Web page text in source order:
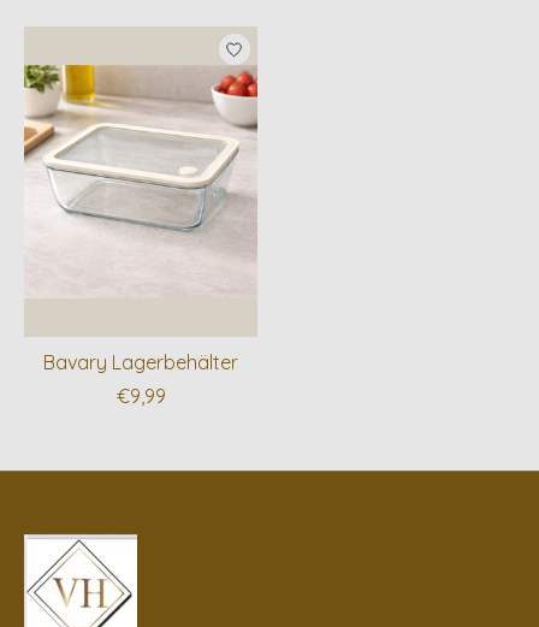
Produkt-Karussell-Artikel
Bavary Lagerbehälter
€9,99